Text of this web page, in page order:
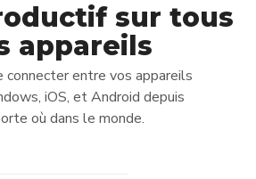
STARTER
iPhone or Android device as a
second display
to another Mac or PC not
sur tous
appareils
connecter entre vos appareils
iOS, et Android depuis
où dans le monde.